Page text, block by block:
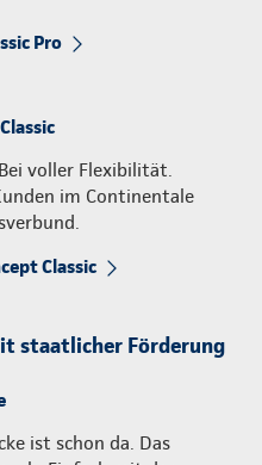
Pro
voller Flexibilität.
im Continentale
Classic
staatlicher Förderung
ist schon da. Das